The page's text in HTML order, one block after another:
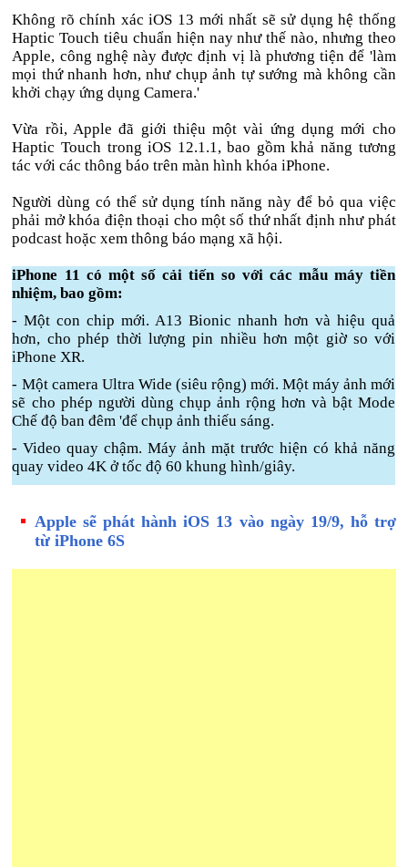
Không rõ chính xác iOS 13 mới nhất sẽ sử dụng hệ thống
Haptic Touch tiêu chuẩn hiện nay như thế nào, nhưng theo
Apple, công nghệ này được định vị là phương tiện để 'làm
mọi thứ nhanh hơn, như chụp ảnh tự sướng mà không cần
khởi chạy ứng dụng Camera.'
Vừa rồi, Apple đã giới thiệu một vài ứng dụng mới cho
Haptic Touch trong iOS 12.1.1, bao gồm khả năng tương
tác với các thông báo trên màn hình khóa iPhone.
Người dùng có thể sử dụng tính năng này để bỏ qua việc
phải mở khóa điện thoại cho một số thứ nhất định như phát
podcast hoặc xem thông báo mạng xã hội.
iPhone 11 có một số cải tiến so với các mẫu máy tiền
nhiệm, bao gồm:
- Một con chip mới. A13 Bionic nhanh hơn và hiệu quả
hơn, cho phép thời lượng pin nhiều hơn một giờ so với
iPhone XR.
- Một camera Ultra Wide (siêu rộng) mới. Một máy ảnh mới
sẽ cho phép người dùng chụp ảnh rộng hơn và bật Mode
Chế độ ban đêm 'để chụp ảnh thiếu sáng.
- Video quay chậm. Máy ảnh mặt trước hiện có khả năng
quay video 4K ở tốc độ 60 khung hình/giây.
Apple sẽ phát hành iOS 13 vào ngày 19/9, hỗ trợ
từ iPhone 6S